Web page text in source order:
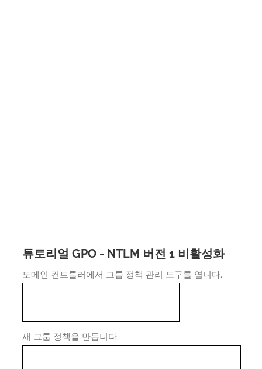
튜토리얼 GPO - NTLM 버전 1 비활성화
도메인 컨트롤러에서 그룹 정책 관리 도구를 엽니다.
새 그룹 정책을 만듭니다.